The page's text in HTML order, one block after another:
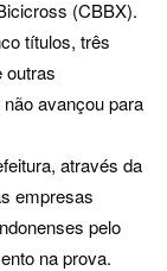
(CBBX).
títulos, três
outras
avançou para
através da
empresas
pelo
na prova.